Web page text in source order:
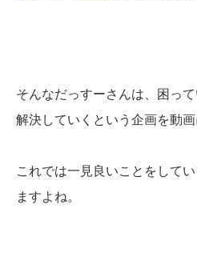
そんなだっすーさんは、困っ
解決していくという企画を動画
これでは一見良いことをして
ますよね。